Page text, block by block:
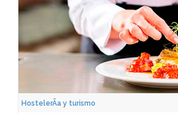
HostelerÃ­a y turismo